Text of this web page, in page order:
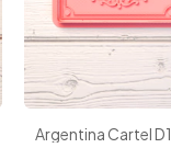
Argentina Cartel D1